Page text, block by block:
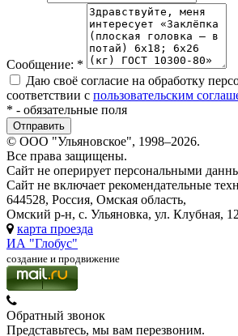
Сообщение: *
Даю своё согласие на обработку
соответствии с пользовательским
* - обязательные поля
© ООО "Ульяновское", 1998–2026.
Все права защищены.
Сайт не оперирует персональными
Сайт не включает рекомендательные
644528, Россия, Омская область,
Омский р-н, с. Ульяновка, ул. Клубная,
карта проезда
ИА "Глобус"
создание и продвижение
Обратный звонок
Представьтесь, мы вам перезвоним.